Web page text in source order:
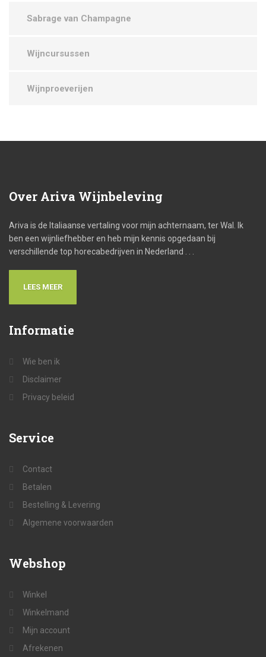
Sabrage van Champagne
Wijncursussen
Wijnproeverijen
Over Ariva Wijnbeleving
Ariva is de Italiaanse vertaling voor mijn achternaam, ter Wal. Ik
ben een wijnliefhebber en heb mijn kennis opgedaan bij
verschillende top horecabedrijven in Nederland . . .
LEES MEER
Informatie
Wie ben ik
Disclaimer
Privacy beleid
Service
Contact
Betalen
Bestelling & Levering
Algemene voorwaarden
Webshop
Winkel
Winkelmand
Mijn account
Afrekenen